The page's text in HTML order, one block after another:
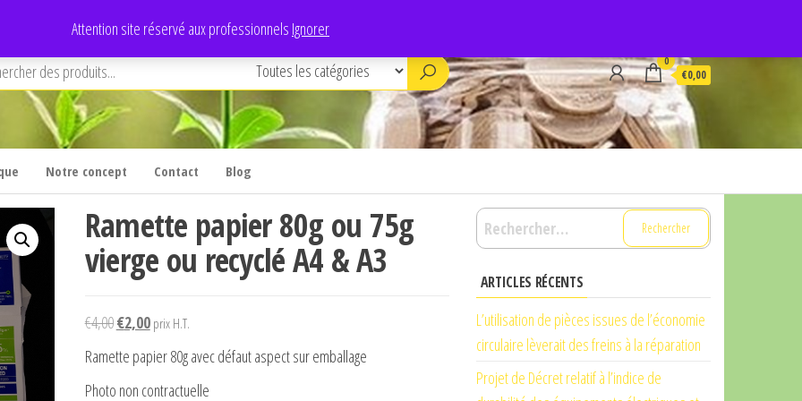
Attention site réservé aux professionnels Ignorer
0
€0,00
Notre concept Contact Blog
Ramette papier 80g ou 75g
vierge ou recyclé A4 & A3
€4,00Le
prix
initial
était :
€2,00Le
prix
est :
prix H.T.
Ramette papier 80g avec défaut aspect sur emballage
Photo non contractuelle
Rechercher :
ARTICLES RÉCENTS
L’utilisation de pièces issues de l’économie
circulaire lèverait des freins à la réparation
Projet de Décret relatif à l’indice de